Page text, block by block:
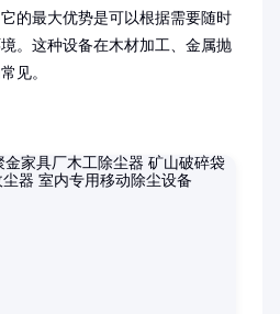
的最大优势是可以根据需要随时
。这种设备在木材加工、金属抛
见。